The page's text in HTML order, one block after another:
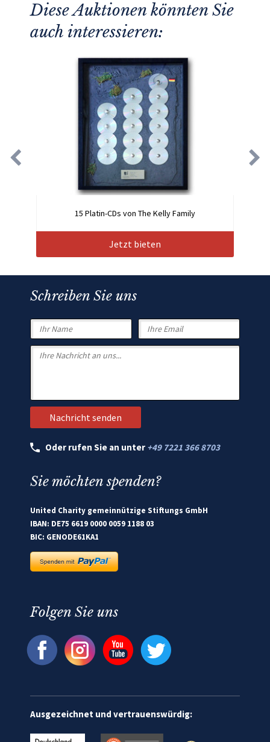
Diese Auktionen könnten Sie
auch interessieren:
15 Platin-CDs von The Kelly Family
Jetzt bieten
Schreiben Sie uns
Oder rufen Sie an unter +49 7221 366 8703
Sie möchten spenden?
United Charity gemeinnützige Stiftungs GmbH
IBAN: DE75 6619 0000 0059 1188 03
BIC: GENODE61KA1
Folgen Sie uns
Ausgezeichnet und vertrauenswürdig: